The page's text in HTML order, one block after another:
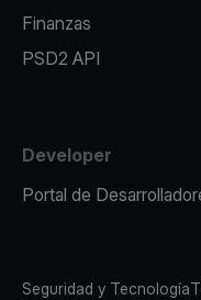
Finanzas
PSD2 API
Developer
Portal de
Seguridad y Tecnología